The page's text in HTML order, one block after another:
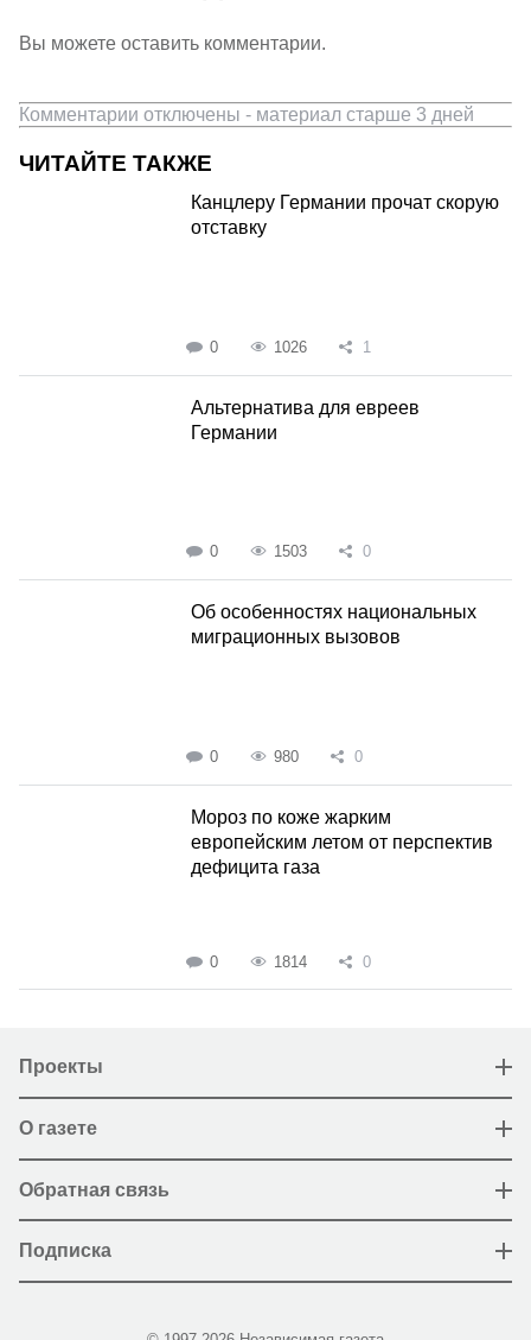
Вы можете оставить комментарии.
Комментарии отключены - материал старше 3 дней
ЧИТАЙТЕ ТАКЖЕ
Канцлеру Германии прочат скорую
отставку
0 1026 1
Альтернатива для евреев
Германии
0 1503 0
Об особенностях национальных
миграционных вызовов
0 980 0
Мороз по коже жарким
европейским летом от перспектив
дефицита газа
0 1814 0
Проекты
О газете
Обратная связь
Подписка